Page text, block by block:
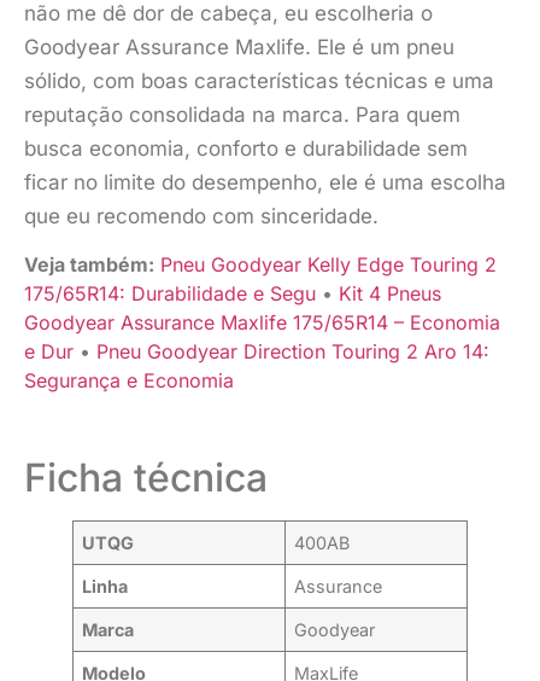
não me dê dor de cabeça, eu escolheria o
Goodyear Assurance Maxlife. Ele é um pneu
sólido, com boas características técnicas e uma
reputação consolidada na marca. Para quem
busca economia, conforto e durabilidade sem
ficar no limite do desempenho, ele é uma escolha
que eu recomendo com sinceridade.
Veja também: Pneu Goodyear Kelly Edge Touring 2
175/65R14: Durabilidade e Segu • Kit 4 Pneus
Goodyear Assurance Maxlife 175/65R14 – Economia
e Dur • Pneu Goodyear Direction Touring 2 Aro 14:
Segurança e Economia
Ficha técnica
UTQG 400AB
Linha Assurance
Marca Goodyear
Modelo MaxLife